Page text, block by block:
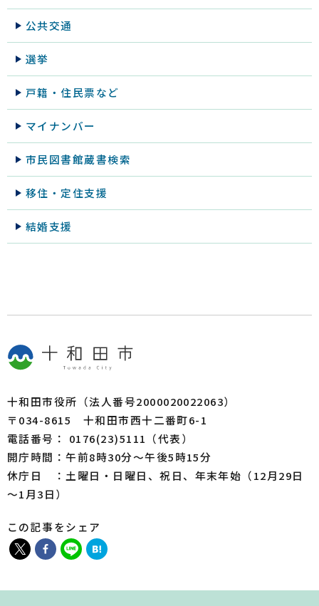
公共交通
選挙
戸籍・住民票など
マイナンバー
市民図書館蔵書検索
移住・定住支援
結婚支援
十和田市役所（法人番号2000020022063）
〒034-8615 十和田市西十二番町6-1
電話番号： 0176(23)5111（代表）
開庁時間：午前8時30分～午後5時15分
休庁日 ：土曜日・日曜日、祝日、年末年始（12月29日
～1月3日）
この記事をシェア